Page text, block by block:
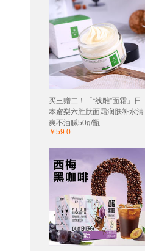
买三赠二！「“线雕”面霜」日
本蜜梨六胜肽面霜润肤补水清
爽不油腻50g/瓶
￥59.0